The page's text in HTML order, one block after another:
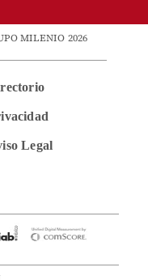
MILENIO 2026
Legal